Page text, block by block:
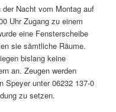
Nacht vom Montag auf
Uhr Zugang zu einem
eine Fensterscheibe
sie sämtliche Räume.
bislang keine
an. Zeugen werden
Speyer unter 06232 137-0
zu setzen.